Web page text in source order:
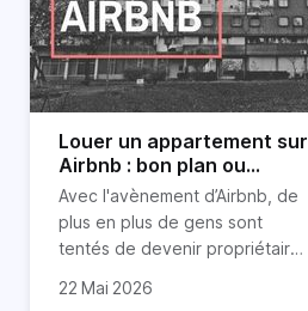
Louer un appartement sur
Airbnb : bon plan ou
mauvaise idée
Avec l'avènement d’Airbnb, de
plus en plus de gens sont
tentés de devenir propriétaires
par la suite. On compte environ
22 Mai 2026